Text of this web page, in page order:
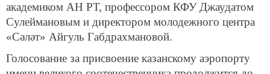
академиком АН РТ, профессором КФУ Джаудатом
Сулеймановым и директором молодежного центра
«Сәләт» Айгуль Габдрахмановой.
Голосование за присвоение казанскому аэропорту